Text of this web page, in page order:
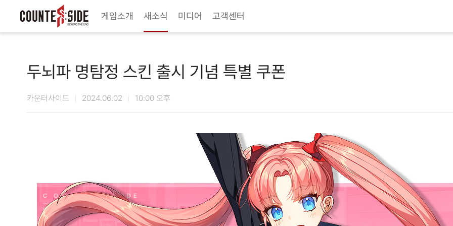
게임소개 새소식 미디어 고객센터
TwitterYoutubeNaver Game
Steam
두뇌파 명탐정 스킨 출시 기념 특별 쿠폰
카운터사이드 2024.06.02 10:00 오후